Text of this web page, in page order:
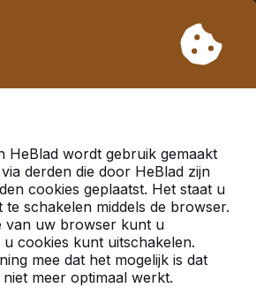
rekening met langere levertijden.
HeBlad wordt gebruik gemaakt
derden die door HeBlad zijn
cookies geplaatst. Het staat u
schakelen middels de browser.
van uw browser kunt u
cookies kunt uitschakelen.
mee dat het mogelijk is dat
meer optimaal werkt.
30.000 producten verkocht